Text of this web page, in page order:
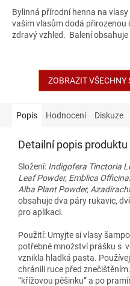
Bylinná přírodní henna na
vašim vlasům dodá
zdravý vzhled. Balení obsahuje
ZOBRAZIT VŠECHNY
Popis Hodnocení Diskuze
Detailní popis produktu
Složení: Indigofera Tinctoria
Leaf Powder, Emblica
Alba Plant Powder,
obsahuje dva páry rukavic,
pro aplikaci.
Použití: Umyjte si vlasy
potřebné množství prášku s
vznikla hladká pasta.
chránili ruce před
“křížovou pěšinku” a po